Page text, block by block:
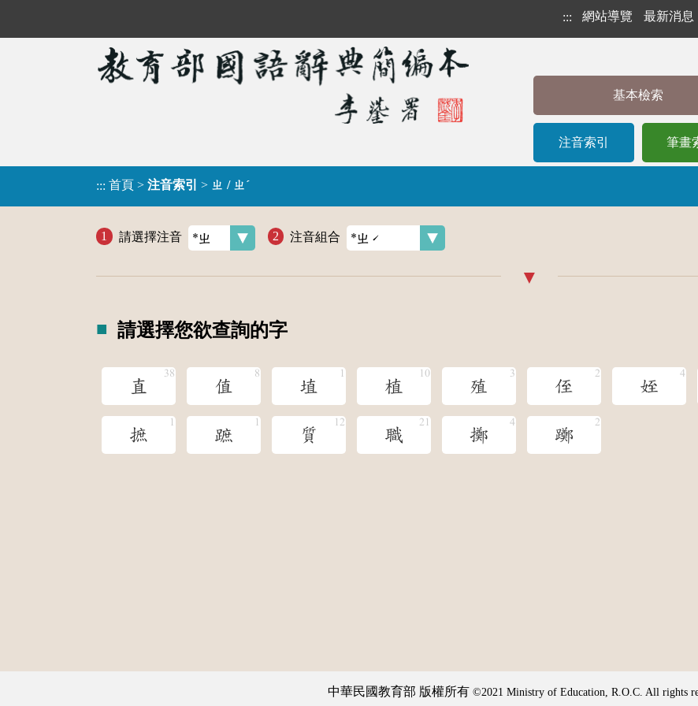
::: 網站導覽 最新消息
基本檢索
注音索引 筆畫
::: 首頁 > 注音索引 > ㄓ / ㄓˊ
請選擇注音 注音組合
請選擇您欲查詢的字
直 值 埴 植 殖 侄 姪
摭 蹠 質 職 擲 躑
中華民國教育部 版權所有 ©2021 Ministry of Education, R.O.C. All rights